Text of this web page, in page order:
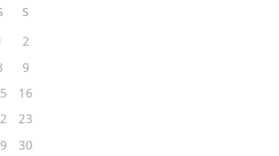
S
2
9
16
23
30